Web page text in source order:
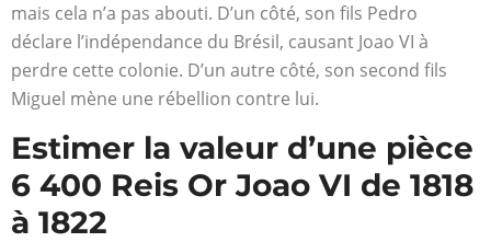
mais cela n’a pas abouti. D’un côté, son fils Pedro
déclare l’indépendance du Brésil, causant Joao VI à
perdre cette colonie. D’un autre côté, son second fils
Miguel mène une rébellion contre lui.
Estimer la valeur d’une pièce
6 400 Reis Or Joao VI de 1818
à 1822